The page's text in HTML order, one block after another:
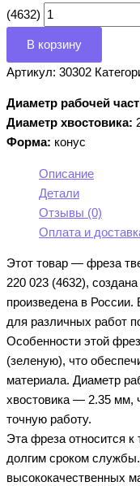
(4632)
В корзину
Артикул: 30302
Диаметр рабочей
Диаметр хвостовика:
Форма: конус
Описание
Детали
Отзывы (0)
Оплата и
Этот товар — фреза
220 023 (4632),
произведена в
для различных работ
Особенности этой
(зеленую), что
материала. Диаметр
хвостовика — 2.35 мм,
точную работу.
Эта фреза относится
долгим сроком
высококачественных